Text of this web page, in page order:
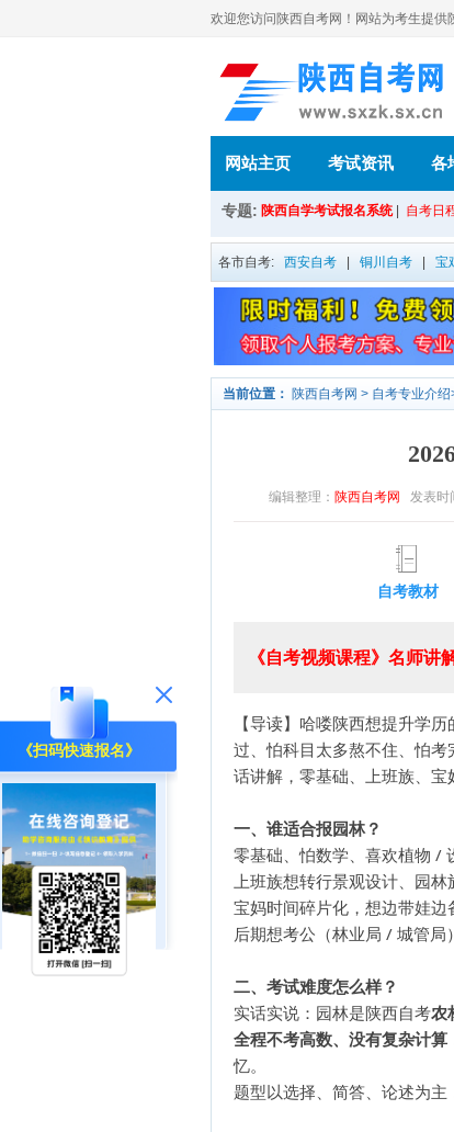
欢迎您访问陕西自考网！网站为考生提
网站主页 考试资讯 各
专题: 陕西自学考试报名系统 自考日
各市自考: 西安自考 铜川自考 宝
当前位置： 陕西自考网 > 自考专业介绍
编辑整理： 陕西自考网 发表时
自考教材
《自考视频课程》名师讲
【导读】哈喽陕西想提升学
过、怕科目太多熬不住、怕
话讲解，零基础、上班族、宝
一、谁适合报园林？
零基础、怕数学、喜欢植物 /
上班族想转行景观设计、园林
宝妈时间碎片化，想边带娃边
后期想考公（林业局 / 城管局
二、考试难度怎么样？
实话实说：园林是陕西自考农
全程不考高数、没有复杂计算
忆。
题型以选择、简答、论述为主
《扫码快速报名》